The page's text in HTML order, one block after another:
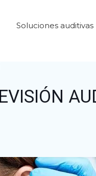
Soluciones auditivas